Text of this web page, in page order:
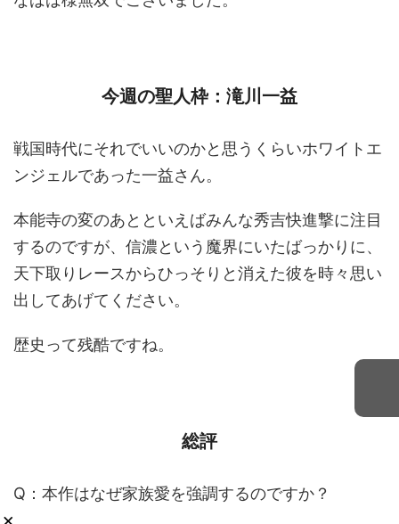
今週の聖人枠：滝川一益
戦国時代にそれでいいのかと思うくらいホワイトエ
ンジェルであった一益さん。
本能寺の変のあとといえばみんな秀吉快進撃に注目
するのですが、信濃という魔界にいたばっかりに、
天下取りレースからひっそりと消えた彼を時々思い
出してあげてください。
歴史って残酷ですね。
総評
Q：本作はなぜ家族愛を強調するのですか？